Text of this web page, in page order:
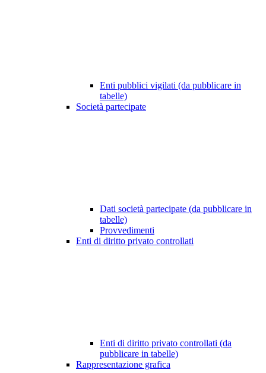
Enti pubblici vigilati (da pubblicare in
tabelle)
Società partecipate
Dati società partecipate (da pubblicare in
tabelle)
Provvedimenti
Enti di diritto privato controllati
Enti di diritto privato controllati (da
pubblicare in tabelle)
Rappresentazione grafica